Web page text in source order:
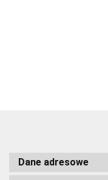
Dane adresowe